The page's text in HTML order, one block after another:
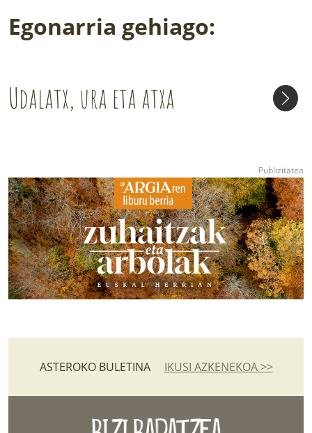
Egonarria gehiago:
Udalatx, ura eta atxa
ASTEROKO BULETINA IKUSI AZKENEKOA >>